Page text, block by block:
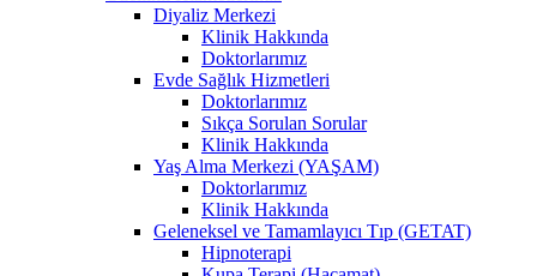
Diyaliz Merkezi
Klinik Hakkında
Doktorlarımız
Evde Sağlık Hizmetleri
Doktorlarımız
Sıkça Sorulan Sorular
Klinik Hakkında
Yaş Alma Merkezi (YAŞAM)
Doktorlarımız
Klinik Hakkında
Geleneksel ve Tamamlayıcı Tıp (GETAT)
Hipnoterapi